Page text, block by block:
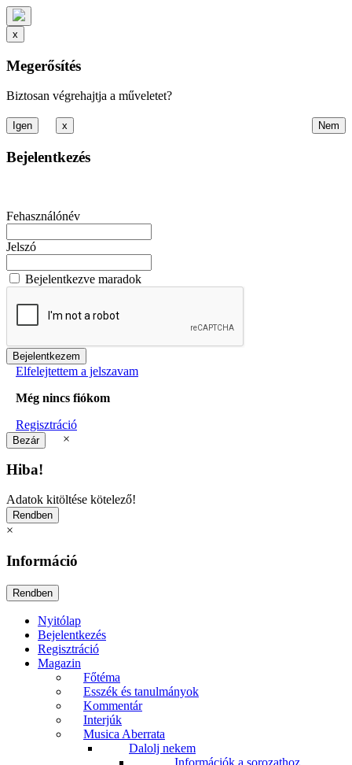
x
Megerősítés
Biztosan végrehajtja a műveletet?
x
Bejelentkezés
Fehasználónév
Jelszó
Bejelentkezve maradok
Elfelejtettem a jelszavam
Még nincs fiókom
Regisztráció
×
Hiba!
Adatok kitöltése kötelező!
×
Információ
Nyitólap
Bejelentkezés
Regisztráció
Magazin
Főtéma
Esszék és tanulmányok
Kommentár
Interjúk
Musica Aberrata
Dalolj nekem
Információk a sorozathoz